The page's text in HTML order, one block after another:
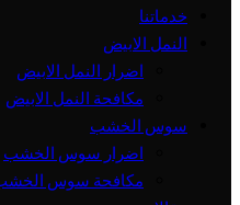
خدماتنا
النمل الابيض
اضرار النمل الابيض
مكافحة النمل الابيض
سوس الخشب
اضرار سوس الخشب
مكافحة سوس الخشب